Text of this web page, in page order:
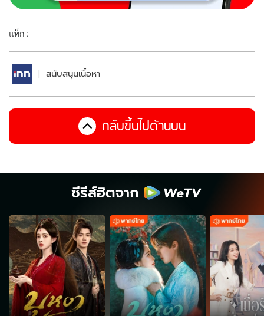
แท็ก :
สนับสนุนเนื้อหา
กลับขึ้นไปด้านบน
ซีรีส์ฮิตจาก